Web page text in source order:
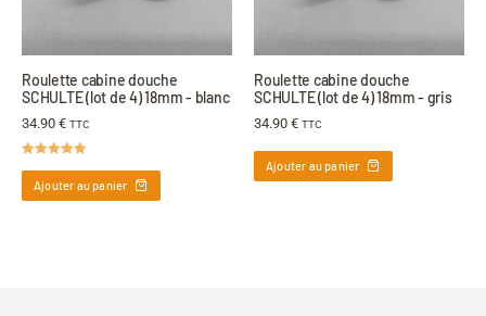
Roulette cabine douche
SCHULTE (lot de 4) 18mm - blanc
34.90 € TTC
Ajouter au panier
Roulette cabine douche
SCHULTE (lot de 4) 18mm - gris
34.90 € TTC
Ajouter au panier